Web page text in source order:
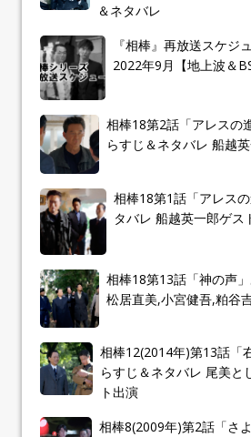
＆ネタバレ
『相棒』再放送スケジ
2022年9月【地上波＆
相棒18第2話「アレスの
らすじ＆ネタバレ 船越
相棒18第1話「アレス
タバレ 船越英一郎ゲス
相棒18第13話「神の声
松居直美,小宮健吾,粕谷
相棒12(2014年)第13話「
らすじ＆ネタバレ 尾美と
ト出演
相棒8(2009年)第2話「さ